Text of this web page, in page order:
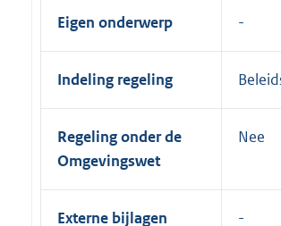
Eigen onderwerp
Indeling regeling
Regeling onder de
Omgevingswet
Nee
Externe bijlagen